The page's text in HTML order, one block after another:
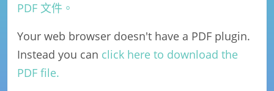
PDF 文件。
Your web browser doesn't have a PDF plugin.
Instead you can click here to download the
PDF file.